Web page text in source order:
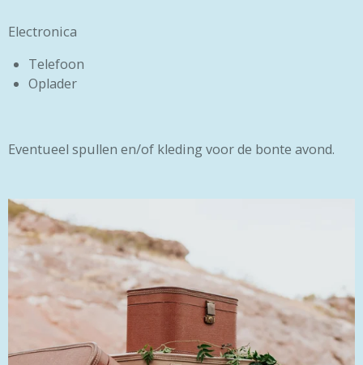
Electronica
Telefoon
Oplader
Eventueel spullen en/of kleding voor de bonte avond.